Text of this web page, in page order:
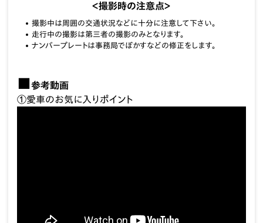
＜撮影時の注意点＞
撮影中は周囲の交通状況などに十分に注意して下さい。
走行中の撮影は第三者の撮影のみとなります。
ナンバープレートは事務局でぼかすなどの修正をします。
参考動画
①愛車のお気に入りポイント